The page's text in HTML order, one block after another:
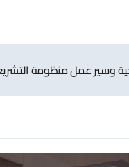
وسير عمل منظومة